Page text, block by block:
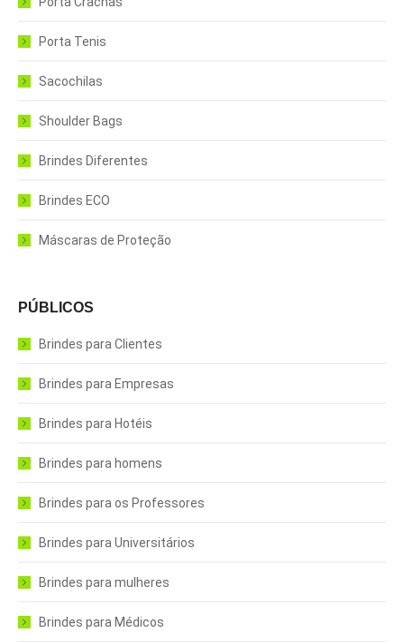
Porta Tenis
Sacochilas
Shoulder Bags
Brindes Diferentes
Brindes ECO
Máscaras de Proteção
PÚBLICOS
Brindes para Clientes
Brindes para Empresas
Brindes para Hotéis
Brindes para homens
Brindes para os Professores
Brindes para Universitários
Brindes para mulheres
Brindes para Médicos